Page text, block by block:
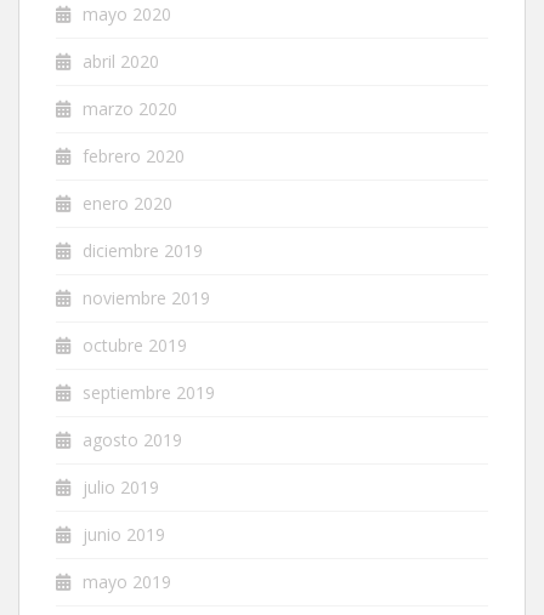
mayo 2020
abril 2020
marzo 2020
febrero 2020
enero 2020
diciembre 2019
noviembre 2019
octubre 2019
septiembre 2019
agosto 2019
julio 2019
junio 2019
mayo 2019